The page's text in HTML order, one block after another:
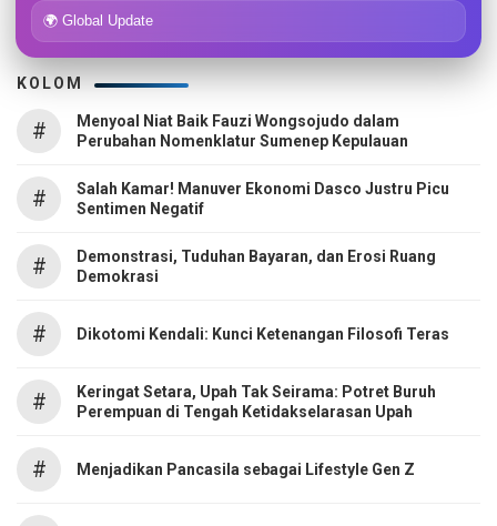
🌍 Global Update
KOLOM
#
Menyoal Niat Baik Fauzi Wongsojudo dalam
Perubahan Nomenklatur Sumenep Kepulauan
#
Salah Kamar! Manuver Ekonomi Dasco Justru Picu
Sentimen Negatif
#
Demonstrasi, Tuduhan Bayaran, dan Erosi Ruang
Demokrasi
# Dikotomi Kendali: Kunci Ketenangan Filosofi Teras
#
Keringat Setara, Upah Tak Seirama: Potret Buruh
Perempuan di Tengah Ketidakselarasan Upah
# Menjadikan Pancasila sebagai Lifestyle Gen Z